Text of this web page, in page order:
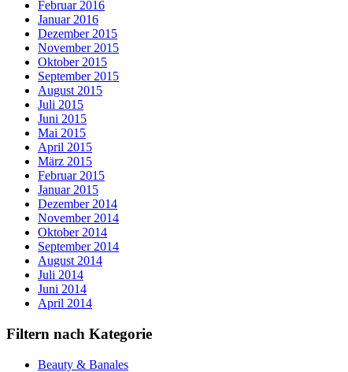
Februar 2016
Januar 2016
Dezember 2015
November 2015
Oktober 2015
September 2015
August 2015
Juli 2015
Juni 2015
Mai 2015
April 2015
März 2015
Februar 2015
Januar 2015
Dezember 2014
November 2014
Oktober 2014
September 2014
August 2014
Juli 2014
Juni 2014
April 2014
Filtern nach Kategorie
Beauty & Banales